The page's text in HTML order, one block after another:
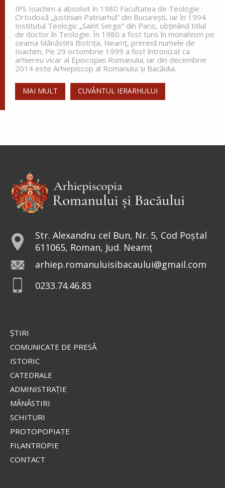
doxologia.ro
Preia articolele Doxologia în site-ul tău!
IPS Ioachim a absolvit în 1980 Facultatea de Teologie
Ortodoxă „Justinian Patriarhul” din Bucureşti, iar în 1994
Institutul Teologic „Saint Serge” din Paris, obţinând titlul
de doctor în Teologie. În 1980 a fost tuns în monahism pe
seama Mănăstirii Bistriţa, Neamţ, primind numele de
Ioachim. Pe 29 octombrie 1999 a fost întronizat ca
arhiereu vicar al Episcopiei Romanului; iar din decembrie
2014 este Arhiepiscop al Romanului și Bacăului.
MAI MULT CUVÂNTUL IERARHULUI
Str. Alexandru cel Bun, Nr. 5, Cod Poștal
611065, Roman, Jud. Neamț
arhiep.romanuluisibacaului@gmail.com
0233.74.46.83
ŞTIRI
COMUNICATE DE PRESĂ
ISTORIC
CATEDRALE
ADMINISTRAŢIE
MĂNĂSTIRI
SCHITURI
PROTOPOPIATE
FILANTROPIE
CONTACT